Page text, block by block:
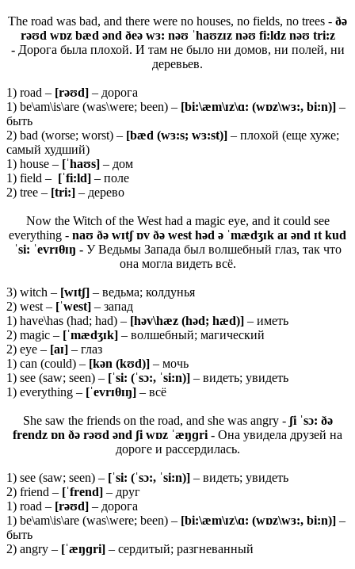
The road was bad, and there were no houses, no fields, no trees - ðə
rəʊd wɒz bæd ənd ðeə wɜ: nəʊ ˈhaʊzɪz nəʊ fi:ldz nəʊ tri:z
- Дорога была плохой. И там не было ни домов, ни полей, ни
деревьев.
1) road – [rəʊd] – дорога
1) be\am\is\are (was\were; been) – [bi:\æm\ɪz\ɑ: (wɒz\wɜ:, bi:n)] –
быть
2) bad (worse; worst) – [bæd (wɜ:s; wɜ:st)] – плохой (еще хуже;
самый худший)
1) house – [ˈhaʊs] – дом
1) field – [ˈfi:ld] – поле
2) tree – [tri:] – дерево
Now the Witch of the West had a magic eye, and it could see
everything - naʊ ðə wɪtʃ ɒv ðə west həd ə ˈmædʒɪk aɪ ənd ɪt kud
ˈsi: ˈevrɪθɪŋ - У Ведьмы Запада был волшебный глаз, так что
она могла видеть всё.
3) witch – [wɪtʃ] – ведьма; колдунья
2) west – [ˈwest] – запад
1) have\has (had; had) – [həv\hæz (həd; hæd)] – иметь
2) magic – [ˈmædʒɪk] – волшебный; магический
2) eye – [aɪ] – глаз
1) can (could) – [kən (kʊd)] – мочь
1) see (saw; seen) – [ˈsi: (ˈsɔ:, ˈsi:n)] – видеть; увидеть
1) everything – [ˈevrɪθɪŋ] – всё
She saw the friends on the road, and she was angry - ʃi ˈsɔ: ðə
frendz ɒn ðə rəʊd ənd ʃi wɒz ˈæŋɡri - Она увидела друзей на
дороге и рассердилась.
1) see (saw; seen) – [ˈsi: (ˈsɔ:, ˈsi:n)] – видеть; увидеть
2) friend – [ˈfrend] – друг
1) road – [rəʊd] – дорога
1) be\am\is\are (was\were; been) – [bi:\æm\ɪz\ɑ: (wɒz\wɜ:, bi:n)] –
быть
2) angry – [ˈæŋɡri] – сердитый; разгневанный